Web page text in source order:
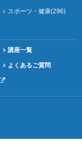
スポーツ・健康(296)
講座一覧
よくあるご質問